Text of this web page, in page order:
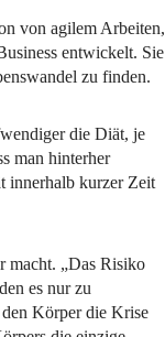
von agilem Arbeiten,
entwickelt. Sie
zu finden.
die Diät, je
man hinterher
innerhalb kurzer Zeit
macht. „Das Risiko
es nur zu
Körper die Krise